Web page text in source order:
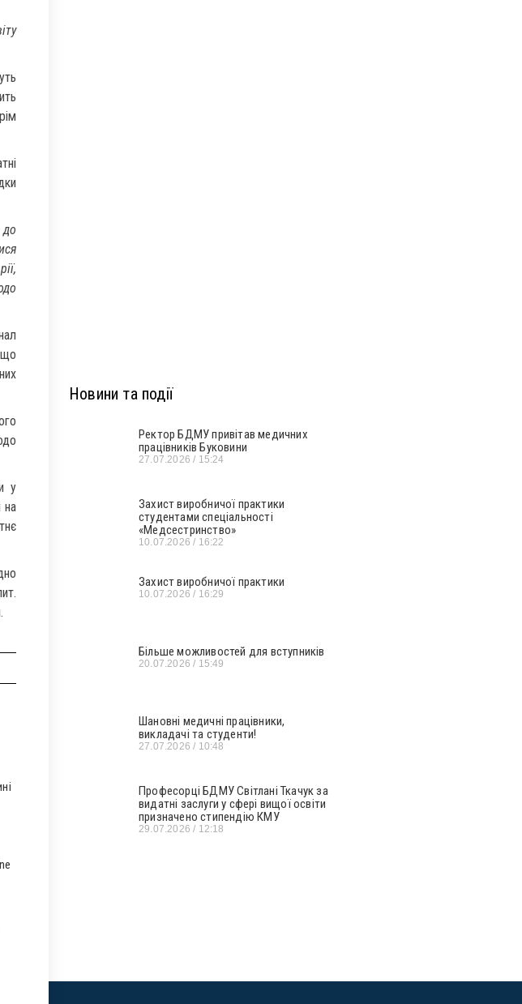
до
що
у
на
Новини та події
Ректор БДМУ привітав медичних
працівників Буковини
27.07.2026 15:24
Захист виробничої практики
студентами спеціальності
«Медсестринство»
10.07.2026 16:22
Захист виробничої практики
10.07.2026 16:29
Більше можливостей для вступників
20.07.2026 15:49
Шановні медичні працівники,
викладачі та студенти!
27.07.2026 10:48
Професорці БДМУ Світлані Ткачук за
видатні заслуги у сфері вищої освіти
призначено стипендію КМУ
29.07.2026 12:18